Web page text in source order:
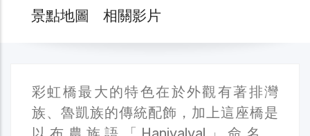
景點地圖
相關影片
彩虹橋最大的特色在於外觀有著排灣
族、魯凱族的傳統配飾，加上這座橋是